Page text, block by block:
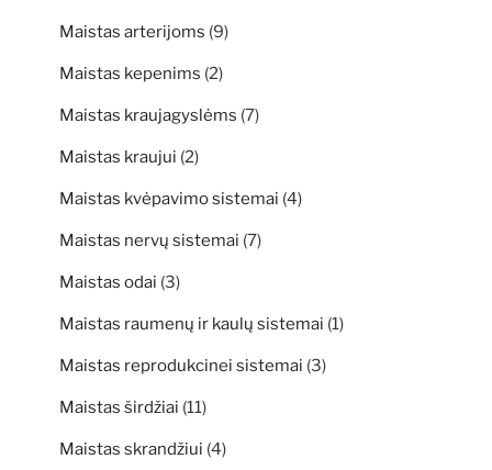
Maistas arterijoms (9)
Maistas kepenims (2)
Maistas kraujagyslėms (7)
Maistas kraujui (2)
Maistas kvėpavimo sistemai (4)
Maistas nervų sistemai (7)
Maistas odai (3)
Maistas raumenų ir kaulų sistemai (1)
Maistas reprodukcinei sistemai (3)
Maistas širdžiai (11)
Maistas skrandžiui (4)